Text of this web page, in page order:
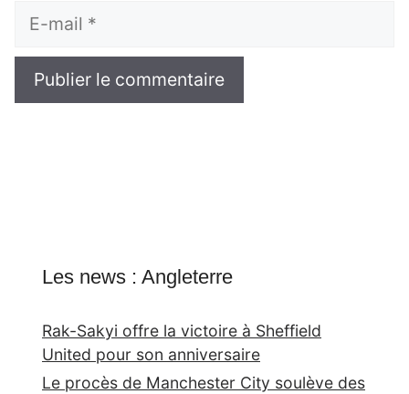
mail
Les news : Angleterre
Rak-Sakyi offre la victoire à Sheffield
United pour son anniversaire
Le procès de Manchester City soulève des